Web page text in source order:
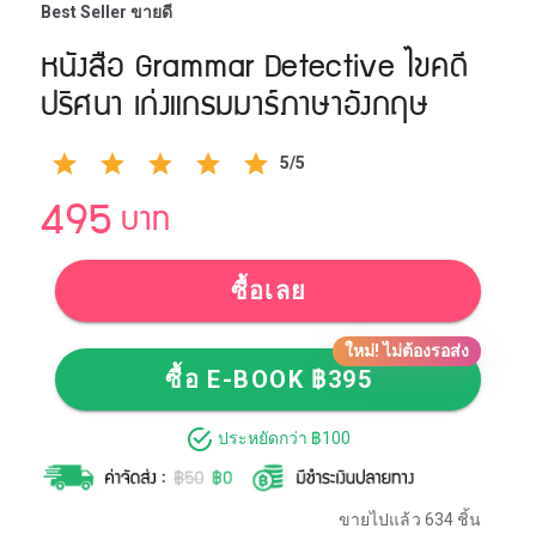
Best Seller ขายดี
หนังสือ Grammar Detective ไขคดี
ปริศนา เก่งแกรมมาร์ภาษาอังกฤษ
5/5
495บาท
ซื้อเลย
ใหม่! ไม่ต้องรอส่ง
ซื้อ E-BOOK ฿395
ประหยัดกว่า ฿100
ขายไปแล้ว 634 ชิ้น